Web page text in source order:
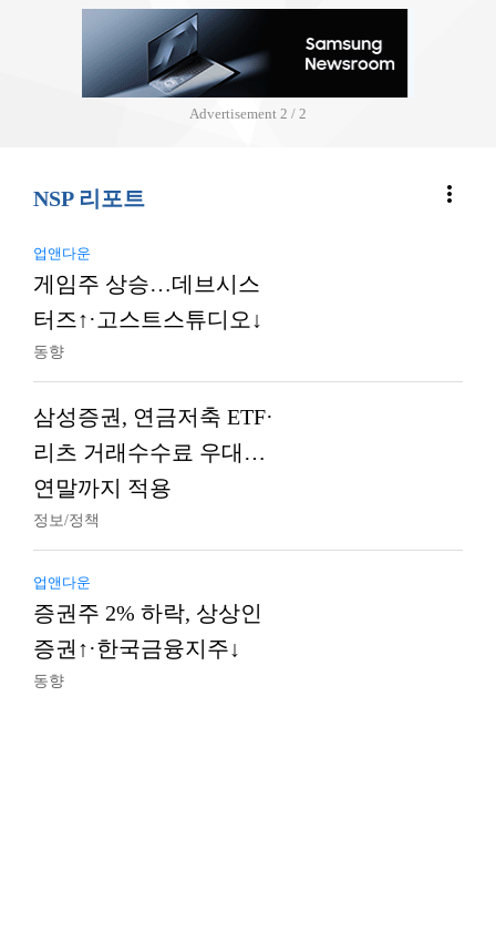
Advertisement 2 / 2
NSP 리포트 more_vert
업앤다운
게임주 상승…데브시스
터즈↑·고스트스튜디오↓
동향
삼성증권, 연금저축 ETF·
리츠 거래수수료 우대…
연말까지 적용
정보/정책
업앤다운
증권주 2% 하락, 상상인
증권↑·한국금융지주↓
동향